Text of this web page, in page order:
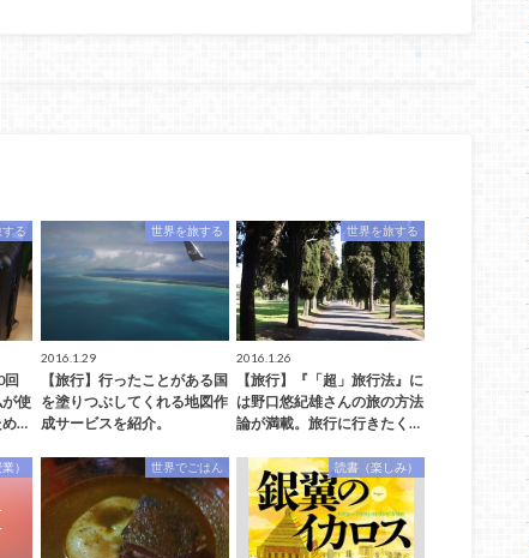
る
回
使
め…
世界を旅する
2016.1.29
【旅行】行ったことがある国
を塗りつぶしてくれる地図作
成サービスを紹介。
世界を旅する
2016.1.26
【旅行】『「超」旅行法』に
は野口悠紀雄さんの旅の方法
論が満載。旅行に行きたく…
） 世界でごはん 読書（楽しみ）